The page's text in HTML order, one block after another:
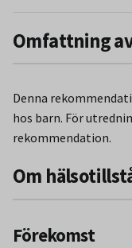
Omfattning
Denna
hos barn. För
rekommendation.
Om
Förekomst